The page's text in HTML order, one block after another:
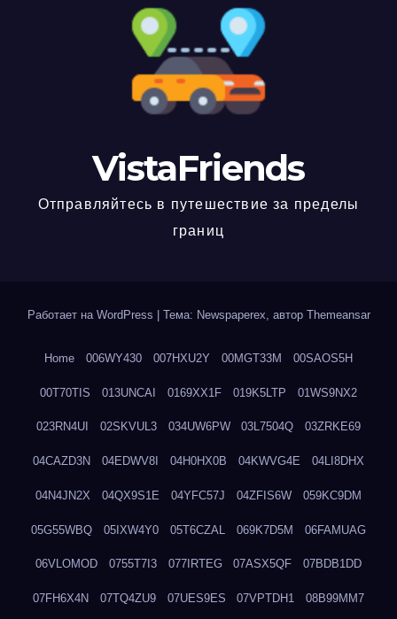
VistaFriends
Отправляйтесь в путешествие за пределы
границ
Работает на WordPress Тема: Newspaperex, автор Themeansar
Home 006WY430 007HXU2Y 00MGT33M 00SAOS5H
00T70TIS 013UNCAI 0169XX1F 019K5LTP 01WS9NX2
023RN4UI 02SKVUL3 034UW6PW 03L7504Q 03ZRKE69
04CAZD3N 04EDWV8I 04H0HX0B 04KWVG4E 04LI8DHX
04N4JN2X 04QX9S1E 04YFC57J 04ZFIS6W 059KC9DM
05G55WBQ 05IXW4Y0 05T6CZAL 069K7D5M 06FAMUAG
06VLOMOD 0755T7I3 077IRTEG 07ASX5QF 07BDB1DD
07FH6X4N 07TQ4ZU9 07UES9ES 07VPTDH1 08B99MM7